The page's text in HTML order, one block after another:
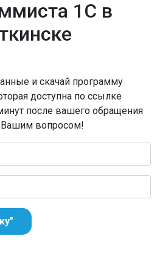
1С в
и скачай программу
доступна по ссылке
после вашего обращения
вопросом!